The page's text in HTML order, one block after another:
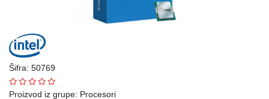
tehnika
Telefoni
oprema
Šifra: 50769
Proizvod iz grupe: Procesori